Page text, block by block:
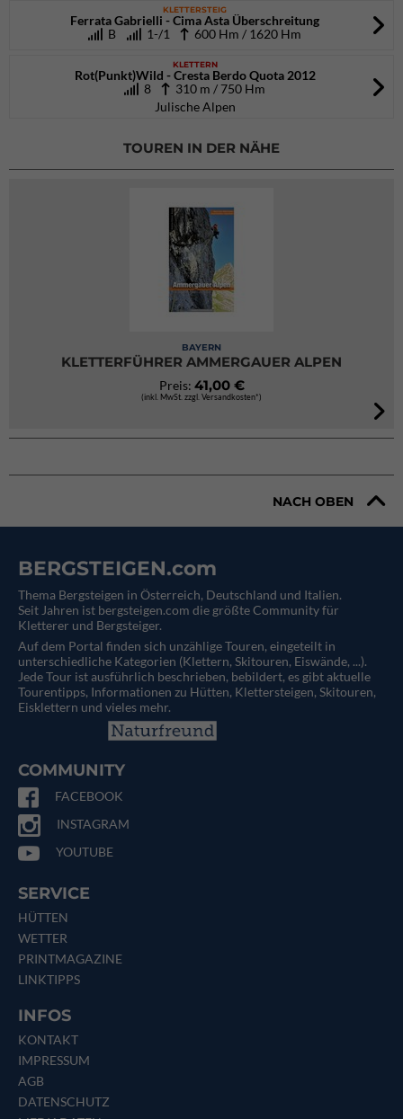
KLETTERSTEIG
Ferrata Gabrielli - Cima Asta Überschreitung
B
1-/1 600 Hm / 1620 Hm
KLETTERN
Rot(Punkt)Wild - Cresta Berdo Quota 2012
8
310 m / 750 Hm
Julische Alpen
TOUREN IN DER NÄHE
BAYERN
KLETTERFÜHRER AMMERGAUER ALPEN
Preis: 41,00 €
(inkl. MwSt. zzgl. Versandkosten*)
NACH OBEN
BERGSTEIGEN.com
Thema Bergsteigen in Österreich, Deutschland und Italien.
Seit Jahren ist bergsteigen.com die größte Community für
Kletterer und Bergsteiger.
Auf dem Portal finden sich unzählige Touren, eingeteilt in
unterschiedliche Kategorien (Klettern, Skitouren, Eiswände, ...).
Jede Tour ist ausführlich beschrieben, bebildert, es gibt aktuelle
Tourentipps, Informationen zu Hütten, Klettersteigen, Skitouren,
Eisklettern und vieles mehr.
COMMUNITY
FACEBOOK
INSTAGRAM
YOUTUBE
SERVICE
HÜTTEN
WETTER
PRINTMAGAZINE
LINKTIPPS
INFOS
KONTAKT
IMPRESSUM
AGB
DATENSCHUTZ